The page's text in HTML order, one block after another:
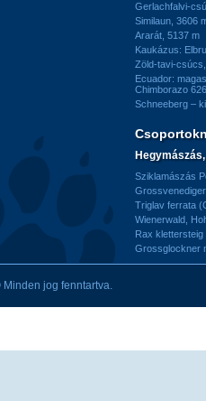
Gerlachfalvi-
Similaun, 3606
Ararát, 5137 m
Kaukázus:
Zöld-tavi-
Ecuador:
Chimborazo
Schneeberg –
Sziklamászás
Triglav ferrata
Wienerwald,
Rax
Grossglockner
Minden jog fenntartva.